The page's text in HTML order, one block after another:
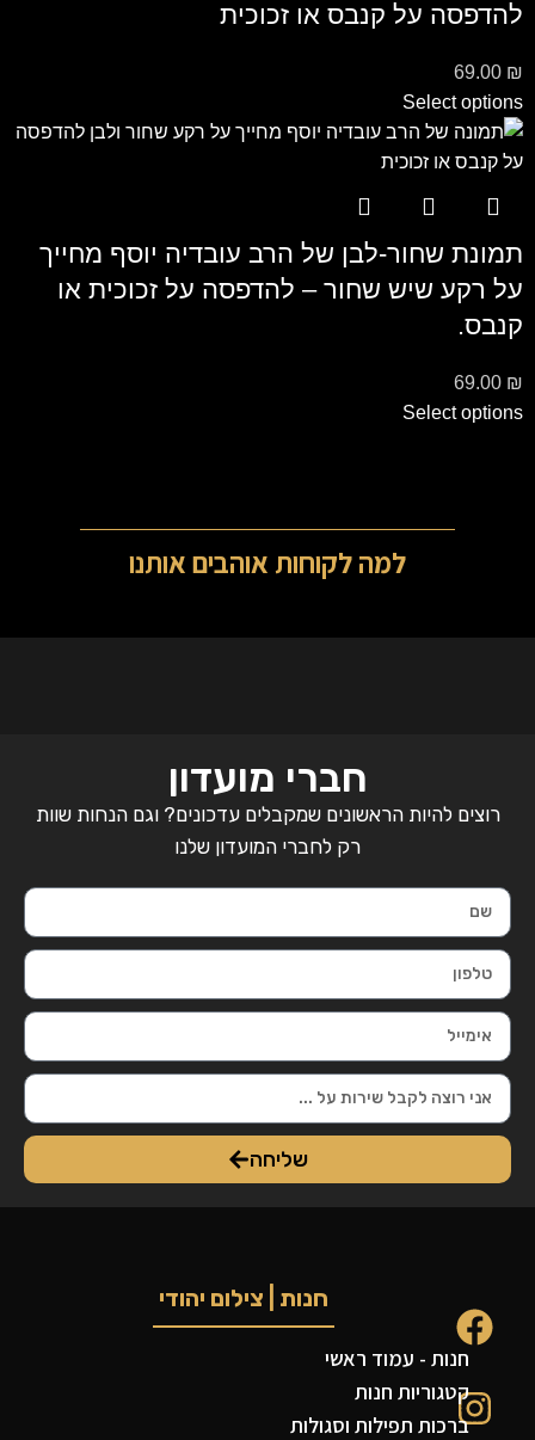
להדפסה על קנבס או זכוכית
69.00 ₪
Select options
תמונת שחור-לבן של הרב עובדיה יוסף מחייך
על רקע שיש שחור – להדפסה על זכוכית או
קנבס.
69.00 ₪
Select options
למה לקוחות אוהבים אותנו
חברי מועדון
רוצים להיות הראשונים שמקבלים עדכונים? וגם הנחות שוות
רק לחברי המועדון שלנו
שליחה
חנות | צילום יהודי
חנות - עמוד ראשי
קטגוריות חנות
ברכות תפילות וסגולות